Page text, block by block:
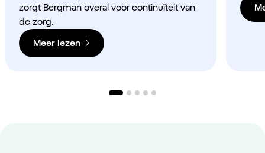
zorgt Bergman overal voor continuïteit van
de zorg.
Meer lezen